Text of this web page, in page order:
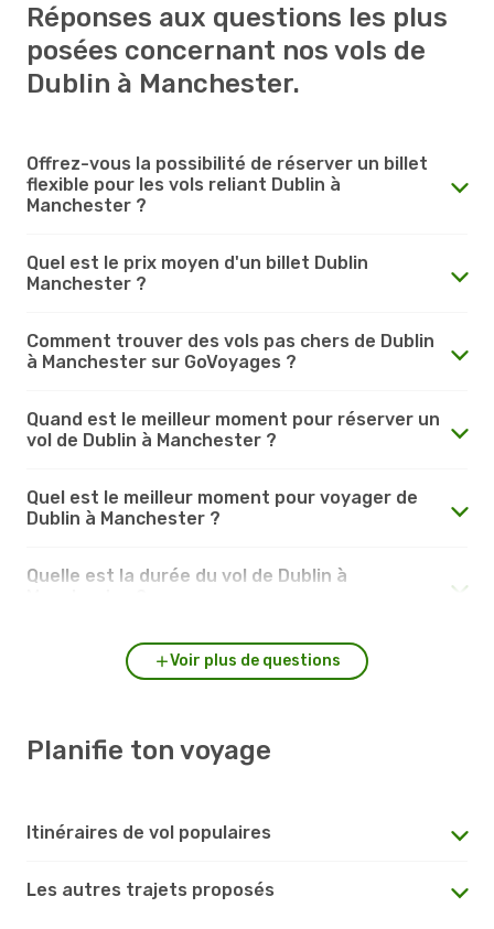
Réponses aux questions les plus
posées concernant nos vols de
Dublin à Manchester.
Offrez-vous la possibilité de réserver un billet
flexible pour les vols reliant Dublin à
Manchester ?
Quel est le prix moyen d'un billet Dublin
Manchester ?
Comment trouver des vols pas chers de Dublin
à Manchester sur GoVoyages ?
Quand est le meilleur moment pour réserver un
vol de Dublin à Manchester ?
Quel est le meilleur moment pour voyager de
Dublin à Manchester ?
Quelle est la durée du vol de Dublin à
Voir plus de questions
Planifie ton voyage
Itinéraires de vol populaires
Les autres trajets proposés